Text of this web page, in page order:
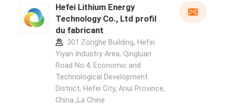
Hefei Lithium Energy
Technology Co., Ltd profil
du fabricant
301 Zonghe Building, Hefei
Yiyan Industry Area, Qingluan
Road No.4, Economic and
Technological Development
District, Hefei City, Anui Province,
China ,La Chine